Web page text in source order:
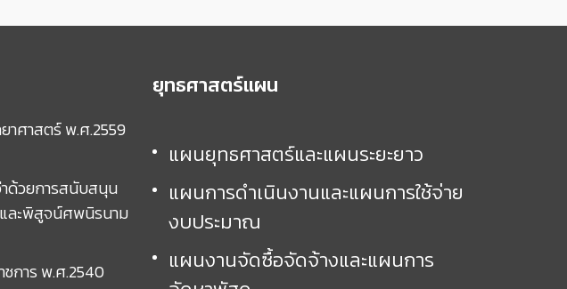
าศาสตร์ พ.ศ.2559
ด้วยการสนับสนุน
ละพิสูจน์ศพนิรนาม
ชการ พ.ศ.2540
ยุทธศาสตร์แผน
แผนยุทธศาสตร์และแผนระยะยาว
แผนการดำเนินงานและแผนการใช้จ่าย
งบประมาณ
แผนงานจัดซื้อจัดจ้างและแผนการ